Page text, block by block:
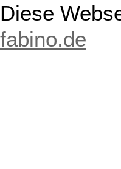
Diese
fabino.de